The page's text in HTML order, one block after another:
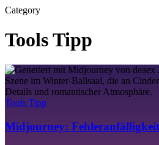
Category
Tools Tipp
Midjourney:
Fehleranfälligkeit
bei
Details
Tools Tipp
Midjourney: